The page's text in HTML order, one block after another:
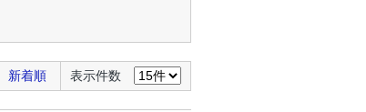
表示件数
新着順